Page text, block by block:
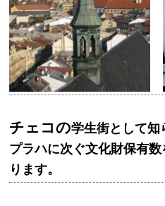
チェコの学生街として知
プラハに次ぐ文化財保有
ります。